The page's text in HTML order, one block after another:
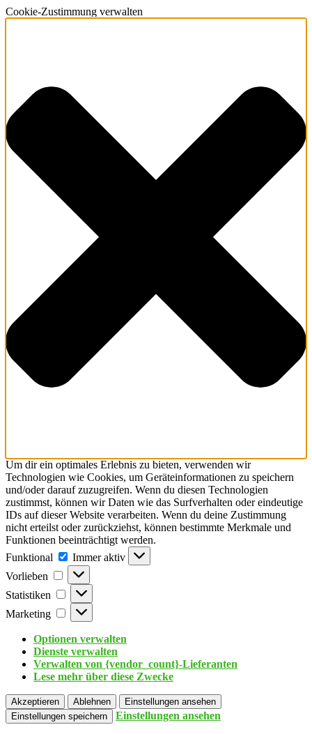
Cookie-Zustimmung verwalten
Um dir ein optimales Erlebnis zu bieten, verwenden wir
Technologien wie Cookies, um Geräteinformationen zu speichern
und/oder darauf zuzugreifen. Wenn du diesen Technologien
zustimmst, können wir Daten wie das Surfverhalten oder eindeutige
IDs auf dieser Website verarbeiten. Wenn du deine Zustimmung
nicht erteilst oder zurückziehst, können bestimmte Merkmale und
Funktionen beeinträchtigt werden.
Funktional
Immer aktiv
Vorlieben
Statistiken
Marketing
Optionen verwalten
Dienste verwalten
Verwalten von {vendor_count}-Lieferanten
Lese mehr über diese Zwecke
Akzeptieren Ablehnen
Einstellungen ansehen
Einstellungen speichern
Einstellungen ansehen